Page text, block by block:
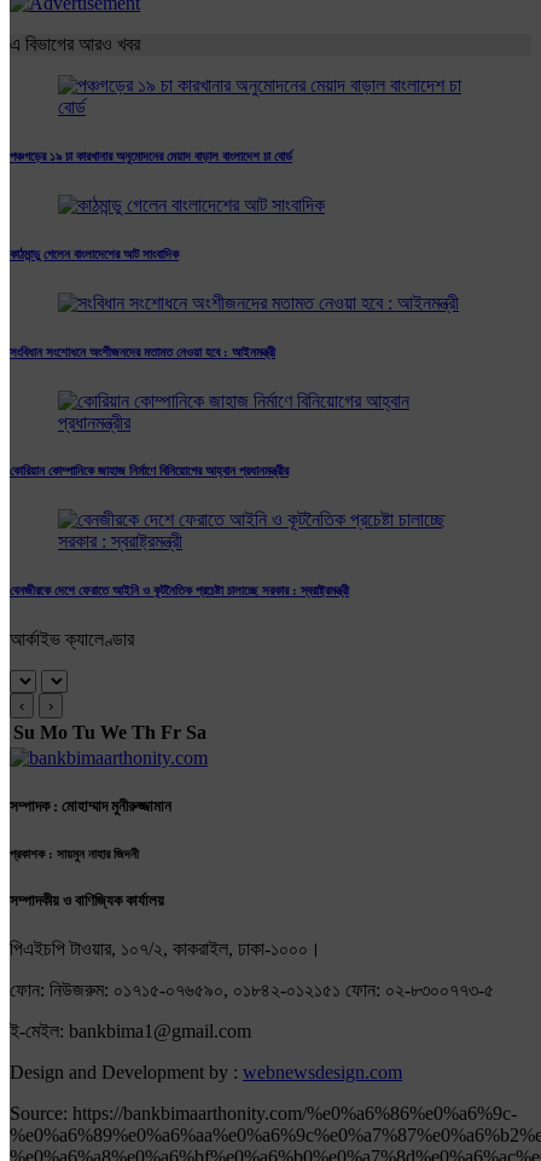
এ বিভাগের আরও খবর
পঞ্চগড়ের ১৯ চা কারখানার অনুমোদনের মেয়াদ বাড়াল বাংলাদেশ চা বোর্ড
কাঠমান্ডু গেলেন বাংলাদেশের আট সাংবাদিক
সংবিধান সংশোধনে অংশীজনদের মতামত নেওয়া হবে : আইনমন্ত্রী
কোরিয়ান কোম্পানিকে জাহাজ নির্মাণে বিনিয়োগের আহ্বান প্রধানমন্ত্রীর
বেনজীরকে দেশে ফেরাতে আইনি ও কূটনৈতিক প্রচেষ্টা চালাচ্ছে সরকার : স্বরাষ্ট্রমন্ত্রী
আর্কাইভ ক্যালেণ্ডার
‹ ›
Su Mo Tu We Th Fr Sa
সম্পাদক : মোহাম্মাদ মুনীরুজ্জামান
প্রকাশক : সায়মুন নাহার জিদনী
সম্পাদকীয় ও বাণিজ্যিক কার্যালয়
পিএইচপি টাওয়ার, ১০৭/২, কাকরাইল, ঢাকা-১০০০।
ফোন: নিউজরুম: ০১৭১৫-০৭৬৫৯০, ০১৮৪২-০১২১৫১ ফোন: ০২-৮৩০০৭৭৩-৫
ই-মেইল: bankbima1@gmail.com
Design and Development by : webnewsdesign.com
Source: https://bankbimaarthonity.com/%e0%a6%86%e0%a6%9c-